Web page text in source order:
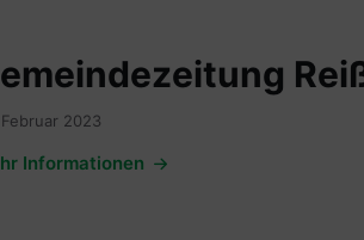
2023
Informationen